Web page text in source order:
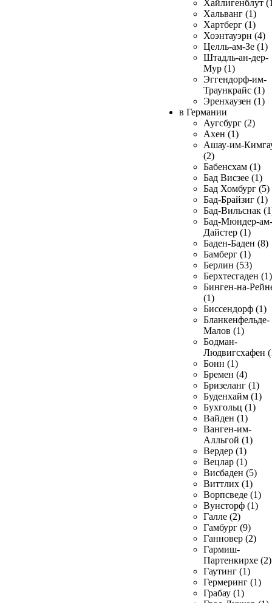
Хайлигенблут
Хальванг (1)
Хартберг (1)
Хоэнтауэрн (4)
Целль-ам-Зе (1)
Штадль-ан-дер-
Мур (1)
Эггендорф-им-
Траункрайс (1)
Эренхаузен (1)
в Германии
Аугсбург (2)
Ахен (1)
Ашау-им-
(2)
Бабенсхам (1)
Бад Висзее (1)
Бад Хомбург (5)
Бад-Брайзиг (1)
Бад-Вильснак
Бад-Мюндер-ам-
Дайстер (1)
Баден-Баден (8)
Бамберг (1)
Берлин (53)
Берхтесгаден (1)
Бинген-на-
(1)
Биссендорф (1)
Бланкенфельде-
Малов (1)
Бодман-
Людвигсхафен
Бонн (1)
Бремен (4)
Бризеланг (1)
Буденхайм (1)
Бухгольц (1)
Вайден (1)
Ванген-им-
Алльгой (1)
Вердер (1)
Вецлар (1)
Висбаден (5)
Виттлих (1)
Ворпсведе (1)
Вунсторф (1)
Галле (2)
Гамбург (9)
Ганновер (2)
Гармиш-
Партенкирхе (2)
Гаутинг (1)
Гермеринг (1)
Грабау (1)